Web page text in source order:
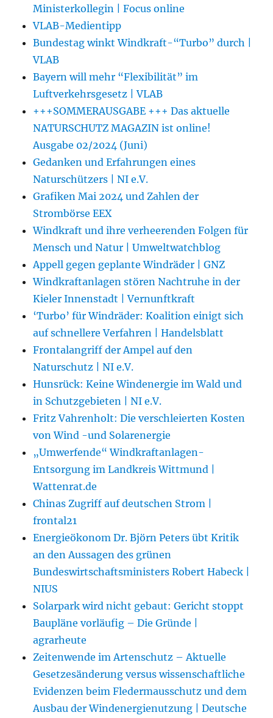
Ministerkollegin | Focus online
VLAB-Medientipp
Bundestag winkt Windkraft-“Turbo” durch |
VLAB
Bayern will mehr “Flexibilität” im
Luftverkehrsgesetz | VLAB
+++SOMMERAUSGABE +++ Das aktuelle
NATURSCHUTZ MAGAZIN ist online!
Ausgabe 02/2024 (Juni)
Gedanken und Erfahrungen eines
Naturschützers | NI e.V.
Grafiken Mai 2024 und Zahlen der
Strombörse EEX
Windkraft und ihre verheerenden Folgen für
Mensch und Natur | Umweltwatchblog
Appell gegen geplante Windräder | GNZ
Windkraftanlagen stören Nachtruhe in der
Kieler Innenstadt | Vernunftkraft
‘Turbo’ für Windräder: Koalition einigt sich
auf schnellere Verfahren | Handelsblatt
Frontalangriff der Ampel auf den
Naturschutz | NI e.V.
Hunsrück: Keine Windenergie im Wald und
in Schutzgebieten | NI e.V.
Fritz Vahrenholt: Die verschleierten Kosten
von Wind -und Solarenergie
„Umwerfende“ Windkraftanlagen-
Entsorgung im Landkreis Wittmund |
Wattenrat.de
Chinas Zugriff auf deutschen Strom |
frontal21
Energieökonom Dr. Björn Peters übt Kritik
an den Aussagen des grünen
Bundeswirtschaftsministers Robert Habeck |
NIUS
Solarpark wird nicht gebaut: Gericht stoppt
Baupläne vorläufig – Die Gründe |
agrarheute
Zeitenwende im Artenschutz – Aktuelle
Gesetzesänderung versus wissenschaftliche
Evidenzen beim Fledermausschutz und dem
Ausbau der Windenergienutzung | Deutsche